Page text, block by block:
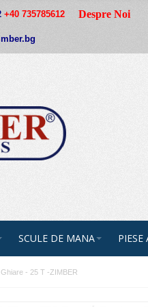
+40 735785612 Despre Noi
SCULE DE MANA
- 25 T -ZIMBER